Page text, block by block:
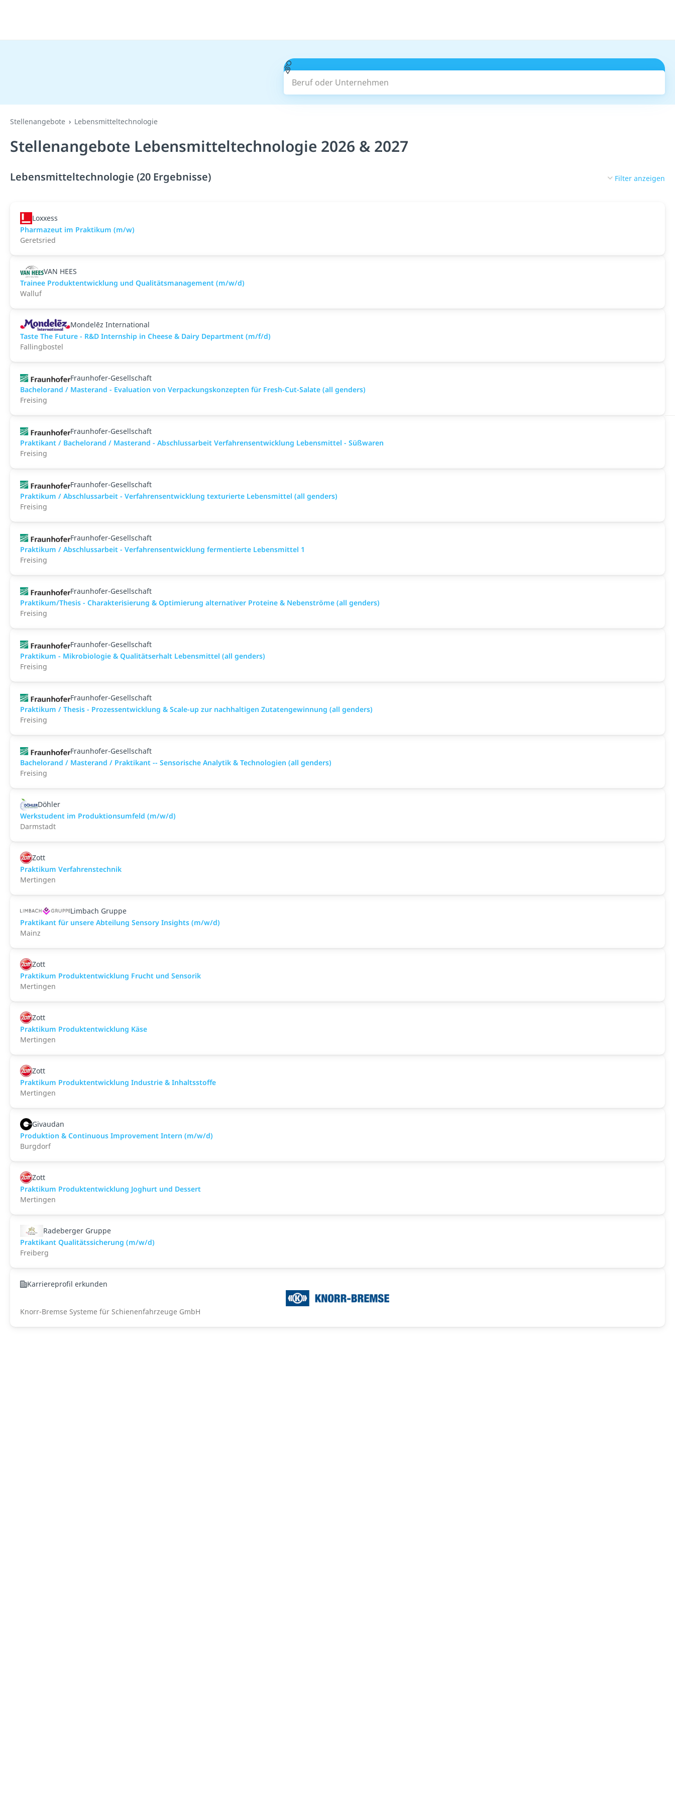
Beruf oder Unternehmen
Stellenangebote Lebensmitteltechnologie
Stellenangebote Lebensmitteltechnologie 2026 & 2027
Lebensmitteltechnologie (20 Ergebnisse) Filter anzeigen
Loxxess
Pharmazeut im Praktikum (m/w)
Geretsried
VAN HEES
Trainee Produktentwicklung und Qualitätsmanagement (m/w/d)
Walluf
Mondelēz International
Taste The Future - R&D Internship in Cheese & Dairy Department (m/f/d)
Fallingbostel
Fraunhofer-Gesellschaft
Bachelorand / Masterand - Evaluation von Verpackungskonzepten für Fresh-Cut-Salate (all genders)
Freising
Fraunhofer-Gesellschaft
Praktikant / Bachelorand / Masterand - Abschlussarbeit Verfahrensentwicklung Lebensmittel - Süßwaren
Freising
Fraunhofer-Gesellschaft
Praktikum / Abschlussarbeit - Verfahrensentwicklung texturierte Lebensmittel (all genders)
Freising
Fraunhofer-Gesellschaft
Praktikum / Abschlussarbeit - Verfahrensentwicklung fermentierte Lebensmittel 1
Freising
Fraunhofer-Gesellschaft
Praktikum/Thesis - Charakterisierung & Optimierung alternativer Proteine & Nebenströme (all genders)
Freising
Fraunhofer-Gesellschaft
Praktikum - Mikrobiologie & Qualitätserhalt Lebensmittel (all genders)
Freising
Fraunhofer-Gesellschaft
Praktikum / Thesis - Prozessentwicklung & Scale-up zur nachhaltigen Zutatengewinnung (all genders)
Freising
Fraunhofer-Gesellschaft
Bachelorand / Masterand / Praktikant -- Sensorische Analytik & Technologien (all genders)
Freising
Döhler
Werkstudent im Produktionsumfeld (m/w/d)
Darmstadt
Zott
Praktikum Verfahrenstechnik
Mertingen
Limbach Gruppe
Praktikant für unsere Abteilung Sensory Insights (m/w/d)
Mainz
Zott
Praktikum Produktentwicklung Frucht und Sensorik
Mertingen
Zott
Praktikum Produktentwicklung Käse
Mertingen
Zott
Praktikum Produktentwicklung Industrie & Inhaltsstoffe
Mertingen
Givaudan
Produktion & Continuous Improvement Intern (m/w/d)
Burgdorf
Zott
Praktikum Produktentwicklung Joghurt und Dessert
Mertingen
Radeberger Gruppe
Praktikant Qualitätssicherung (m/w/d)
Freiberg
Karriereprofil erkunden
Knorr-Bremse Systeme für Schienenfahrzeuge GmbH